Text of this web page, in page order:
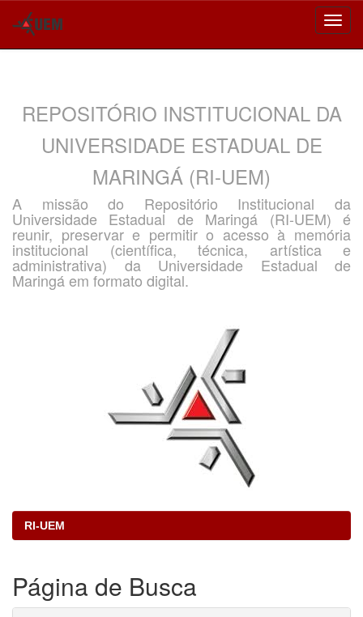
REPOSITÓRIO INSTITUCIONAL DA
UNIVERSIDADE ESTADUAL DE
MARINGÁ (RI-UEM)
A missão do Repositório Institucional da
Universidade Estadual de Maringá (RI-UEM) é
reunir, preservar e permitir o acesso à memória
institucional (científica, técnica, artística e
administrativa) da Universidade Estadual de
Maringá em formato digital.
RI-UEM
Página de Busca